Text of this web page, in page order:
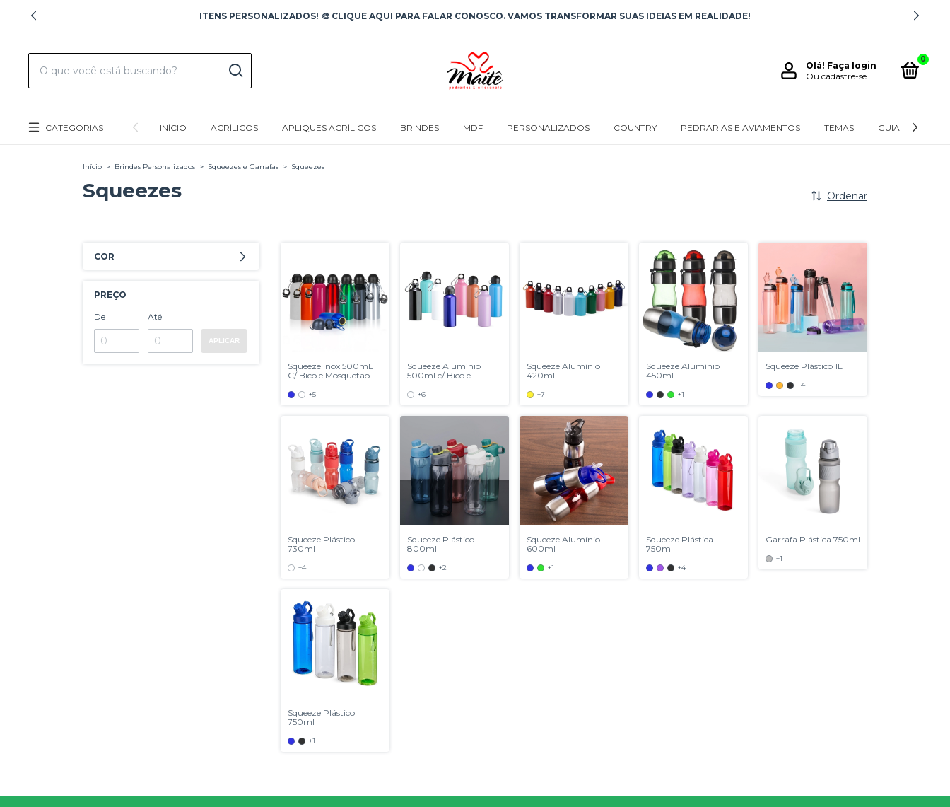
ITENS PERSONALIZADOS! 🎨 CLIQUE AQUI PARA FALAR CONOSCO. VAMOS TRANSFORMAR SUAS IDEIAS EM REALIDADE!
Olá! Faça login
Ou cadastre-se
0
CATEGORIAS INÍCIO ACRÍLICOS APLIQUES ACRÍLICOS BRINDES MDF PERSONALIZADOS COUNTRY PEDRARIAS E AVIAMENTOS TEMAS GUIA DE
Início > Brindes Personalizados > Squeezes e Garrafas > Squeezes
Squeezes Ordenar
COR
PREÇO
De Até
APLICAR
Squeeze Inox 500mL
C/ Bico e Mosquetão
+5
Squeeze Alumínio
500ml c/ Bico e
+6
Squeeze Alumínio
420ml
+7
Squeeze Alumínio
450ml
+1
Squeeze Plástico 1L
+4
Squeeze Plástico
730ml
+4
Squeeze Plástico
800ml
+2
Squeeze Alumínio
600ml
+1
Squeeze Plástica
750ml
+4
Garrafa Plástica 750ml
+1
Squeeze Plástico
750ml
+1